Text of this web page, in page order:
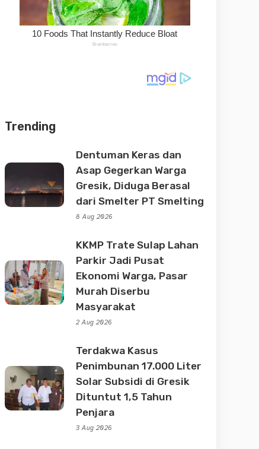
Trending
Dentuman Keras dan
Asap Gegerkan Warga
Gresik, Diduga Berasal
dari Smelter PT Smelting
8 Aug 2026
KKMP Trate Sulap Lahan
Parkir Jadi Pusat
Ekonomi Warga, Pasar
Murah Diserbu
Masyarakat
2 Aug 2026
Terdakwa Kasus
Penimbunan 17.000 Liter
Solar Subsidi di Gresik
Dituntut 1,5 Tahun
Penjara
3 Aug 2026